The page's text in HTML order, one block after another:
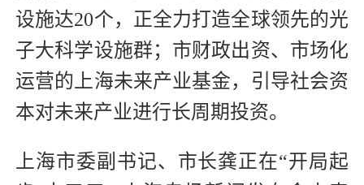
设施达20个，正全力打造全球领先的光
子大科学设施群；市财政出资、市场化
运营的上海未来产业基金，引导社会资
本对未来产业进行长周期投资。
上海市委副书记、市长龚正在“开局起